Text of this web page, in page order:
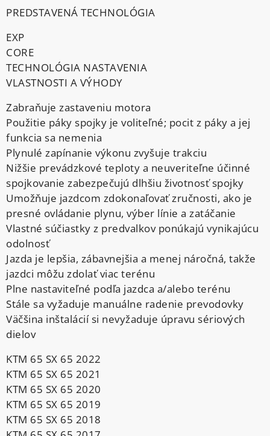
PREDSTAVENÁ TECHNOLÓGIA
EXP
CORE
TECHNOLÓGIA NASTAVENIA
VLASTNOSTI A VÝHODY
Zabraňuje zastaveniu motora
Použitie páky spojky je voliteľné; pocit z páky a jej
funkcia sa nemenia
Plynulé zapínanie výkonu zvyšuje trakciu
Nižšie prevádzkové teploty a neuveriteľne účinné
spojkovanie zabezpečujú dlhšiu životnosť spojky
Umožňuje jazdcom zdokonaľovať zručnosti, ako je
presné ovládanie plynu, výber línie a zatáčanie
Vlastné súčiastky z predvalkov ponúkajú vynikajúcu
odolnosť
Jazda je lepšia, zábavnejšia a menej náročná, takže
jazdci môžu zdolať viac terénu
Plne nastaviteľné podľa jazdca a/alebo terénu
Stále sa vyžaduje manuálne radenie prevodovky
Väčšina inštalácií si nevyžaduje úpravu sériových
dielov
KTM 65 SX 65 2022
KTM 65 SX 65 2021
KTM 65 SX 65 2020
KTM 65 SX 65 2019
KTM 65 SX 65 2018